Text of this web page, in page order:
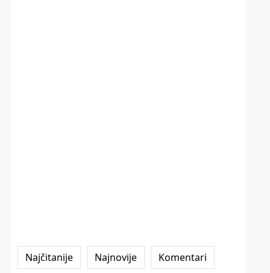
Najčitanije Najnovije Komentari